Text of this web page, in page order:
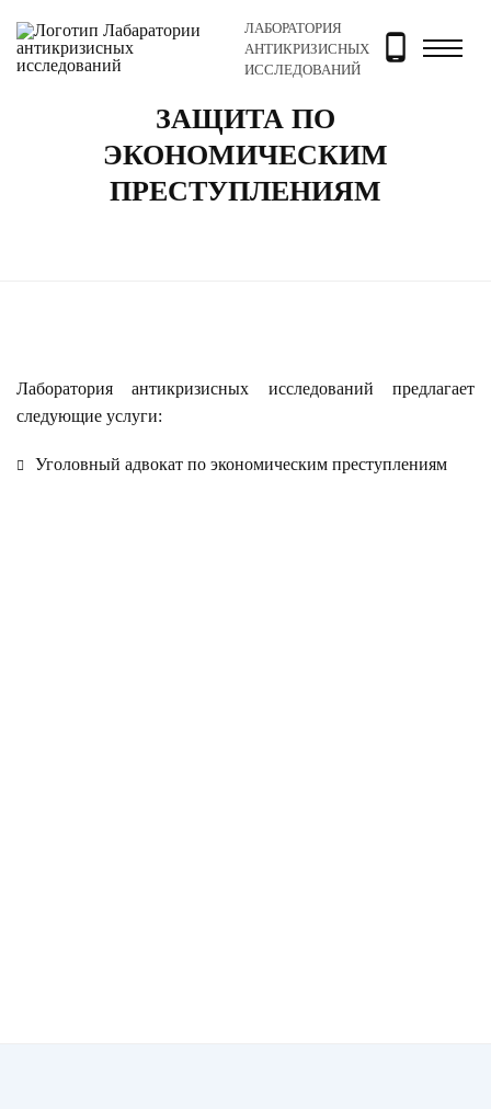
ЛАБОРАТОРИЯ
АНТИКРИЗИСНЫХ
ИССЛЕДОВАНИЙ
Главная Услуги Защита по экономическим
ЗАЩИТА ПО
ЭКОНОМИЧЕСКИМ
ПРЕСТУПЛЕНИЯМ
Лаборатория антикризисных исследований предлагает
следующие услуги:
Уголовный адвокат по экономическим преступлениям